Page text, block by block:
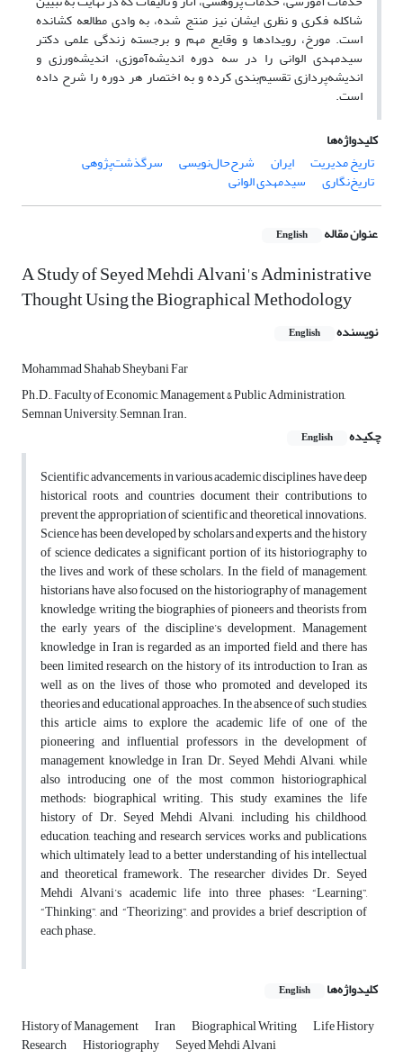
شاکله فکری و نظری ایشان نیز منتج شده، به وادی مطالعه کشانده
است. مورخ، رویدادها و وقایع مهم و برجسته زندگی علمی دکتر
سیدمهدی الوانی را در سه دوره اندیشه‌آموزی، اندیشه‌ورزی و
اندیشه‌پردازی تقسیم‌بندی کرده و به اختصار هر دوره را شرح داده
است.
کلیدواژه‌ها
تاریخ مدیریت
ایران شرح‌حال‌نویسی سرگذشت‌پژوهی
تاریخ‌نگاری سیدمهدی الوانی
عنوان مقاله English
A Study of Seyed Mehdi Alvani's Administrative
Thought Using the Biographical Methodology
نویسنده English
Mohammad Shahab Sheybani Far
Ph.D., Faculty of Economic, Management & Public Administration,
Semnan University, Semnan, Iran.
چکیده
English
Scientific advancements in various academic disciplines have deep
historical roots, and countries document their contributions to
prevent the appropriation of scientific and theoretical innovations.
Science has been developed by scholars and experts, and the history
of science dedicates a significant portion of its historiography to
the lives and work of these scholars. In the field of management,
historians have also focused on the historiography of management
knowledge, writing the biographies of pioneers and theorists from
the early years of the discipline’s development. Management
knowledge in Iran is regarded as an imported field, and there has
been limited research on the history of its introduction to Iran, as
well as on the lives of those who promoted and developed its
theories and educational approaches. In the absence of such studies,
this article aims to explore the academic life of one of the
pioneering and influential professors in the development of
management knowledge in Iran, Dr. Seyed Mehdi Alvani, while
also introducing one of the most common historiographical
methods: biographical writing. This study examines the life
history of Dr. Seyed Mehdi Alvani, including his childhood,
education, teaching and research services, works, and publications,
which ultimately lead to a better understanding of his intellectual
and theoretical framework. The researcher divides Dr. Seyed
Mehdi Alvani’s academic life into three phases: “Learning”,
“Thinking”, and “Theorizing”, and provides a brief description of
each phase.
کلیدواژه‌ها English
History of Management Iran Biographical Writing Life History
Research Historiography Seyed Mehdi Alvani